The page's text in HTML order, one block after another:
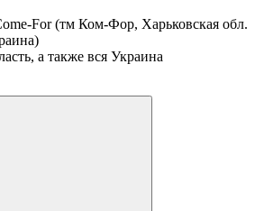
For (тм Ком-Фор, Харьковская обл.
а также вся Украина